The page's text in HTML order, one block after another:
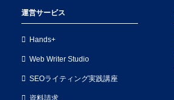
運営サービス
Hands+
Web Writer Studio
SEOライティング実践講座